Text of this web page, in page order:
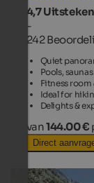
4,7
-
242
Quiet
Pools, saunas
Fitness room
Ideal for
Delights &
van144.00 €
Direct